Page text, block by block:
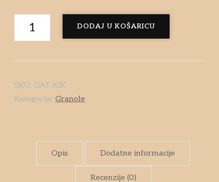
DODAJ U KOŠARICU
SKU: GAT-KIK
Kategorija: Granole
Opis Dodatne informacije
Recenzije (0)